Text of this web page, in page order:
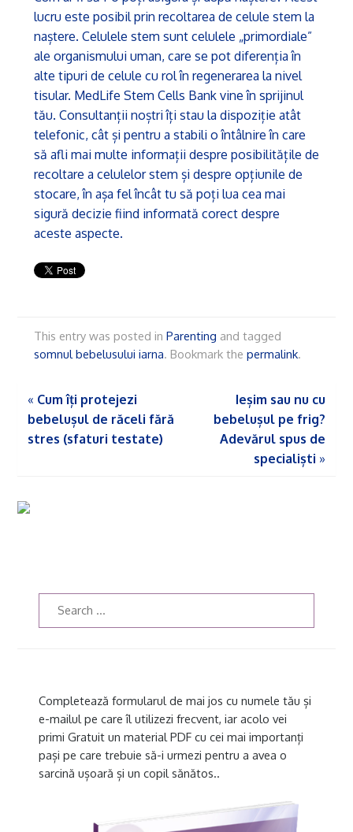
lucru este posibil prin recoltarea de celule stem la
naștere. Celulele stem sunt celulele „primordiale”
ale organismului uman, care se pot diferenția în
alte tipuri de celule cu rol în regenerarea la nivel
tisular. MedLife Stem Cells Bank vine în sprijinul
tău. Consultanții noștri îți stau la dispoziție atât
telefonic, cât și pentru a stabili o întâlnire în care
să afli mai multe informații despre posibilitățile de
recoltare a celulelor stem și despre opțiunile de
stocare, în așa fel încât tu să poți lua cea mai
sigură decizie fiind informată corect despre
aceste aspecte.
This entry was posted in Parenting and tagged
somnul bebelusului iarna. Bookmark the permalink.
« Cum îți protejezi
bebelușul de răceli fără
stres (sfaturi testate)
Ieșim sau nu cu
bebelușul pe frig?
Adevărul spus de
specialiști »
Completează formularul de mai jos cu numele tău și
e-mailul pe care îl utilizezi frecvent, iar acolo vei
primi Gratuit un material PDF cu cei mai importanți
pași pe care trebuie să-i urmezi pentru a avea o
sarcină ușoară și un copil sănătos..